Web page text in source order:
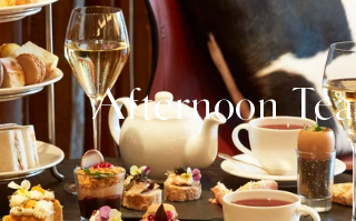
Afternoon Tea